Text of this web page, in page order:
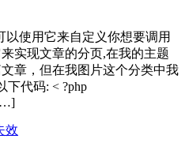
以使用它来自定义你想要调用
实现文章的分页,在我的主题
章，但在我图片这个分类中我
下代码: < ?php
效